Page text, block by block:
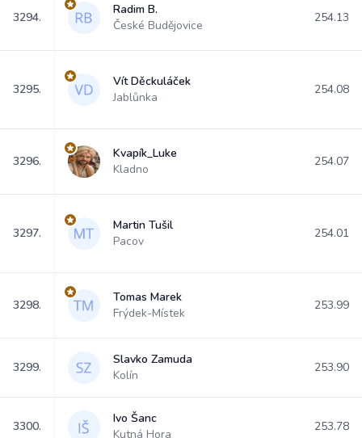
3294.
Radim B.
České Budějovice
254.13
3295.
Vít Děckuláček
Jablůnka
254.08
3296.
Kvapík_Luke
Kladno
254.07
3297.
Martin Tušil
Pacov
254.01
3298.
Tomas Marek
Frýdek-Místek
253.99
3299.
Slavko Zamuda
Kolín
253.90
3300.
Ivo Šanc
Kutná Hora
253.78